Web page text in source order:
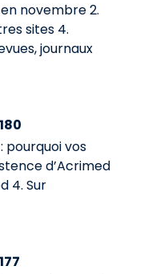
en novembre 2.
sites 4.
journaux
pourquoi vos
d’Acrimed
4. Sur